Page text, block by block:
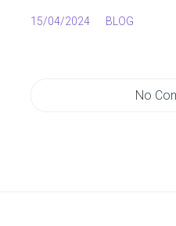
15/04/2024 BLOG
No